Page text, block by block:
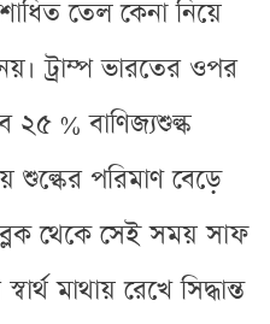
তেল কেনা নিয়ে
ট্রাম্প ভারতের ওপর
২৫ % বাণিজ্যশুল্ক
পরিমাণ বেড়ে
থেকে সেই সময় সাফ
মাথায় রেখে সিদ্ধান্ত